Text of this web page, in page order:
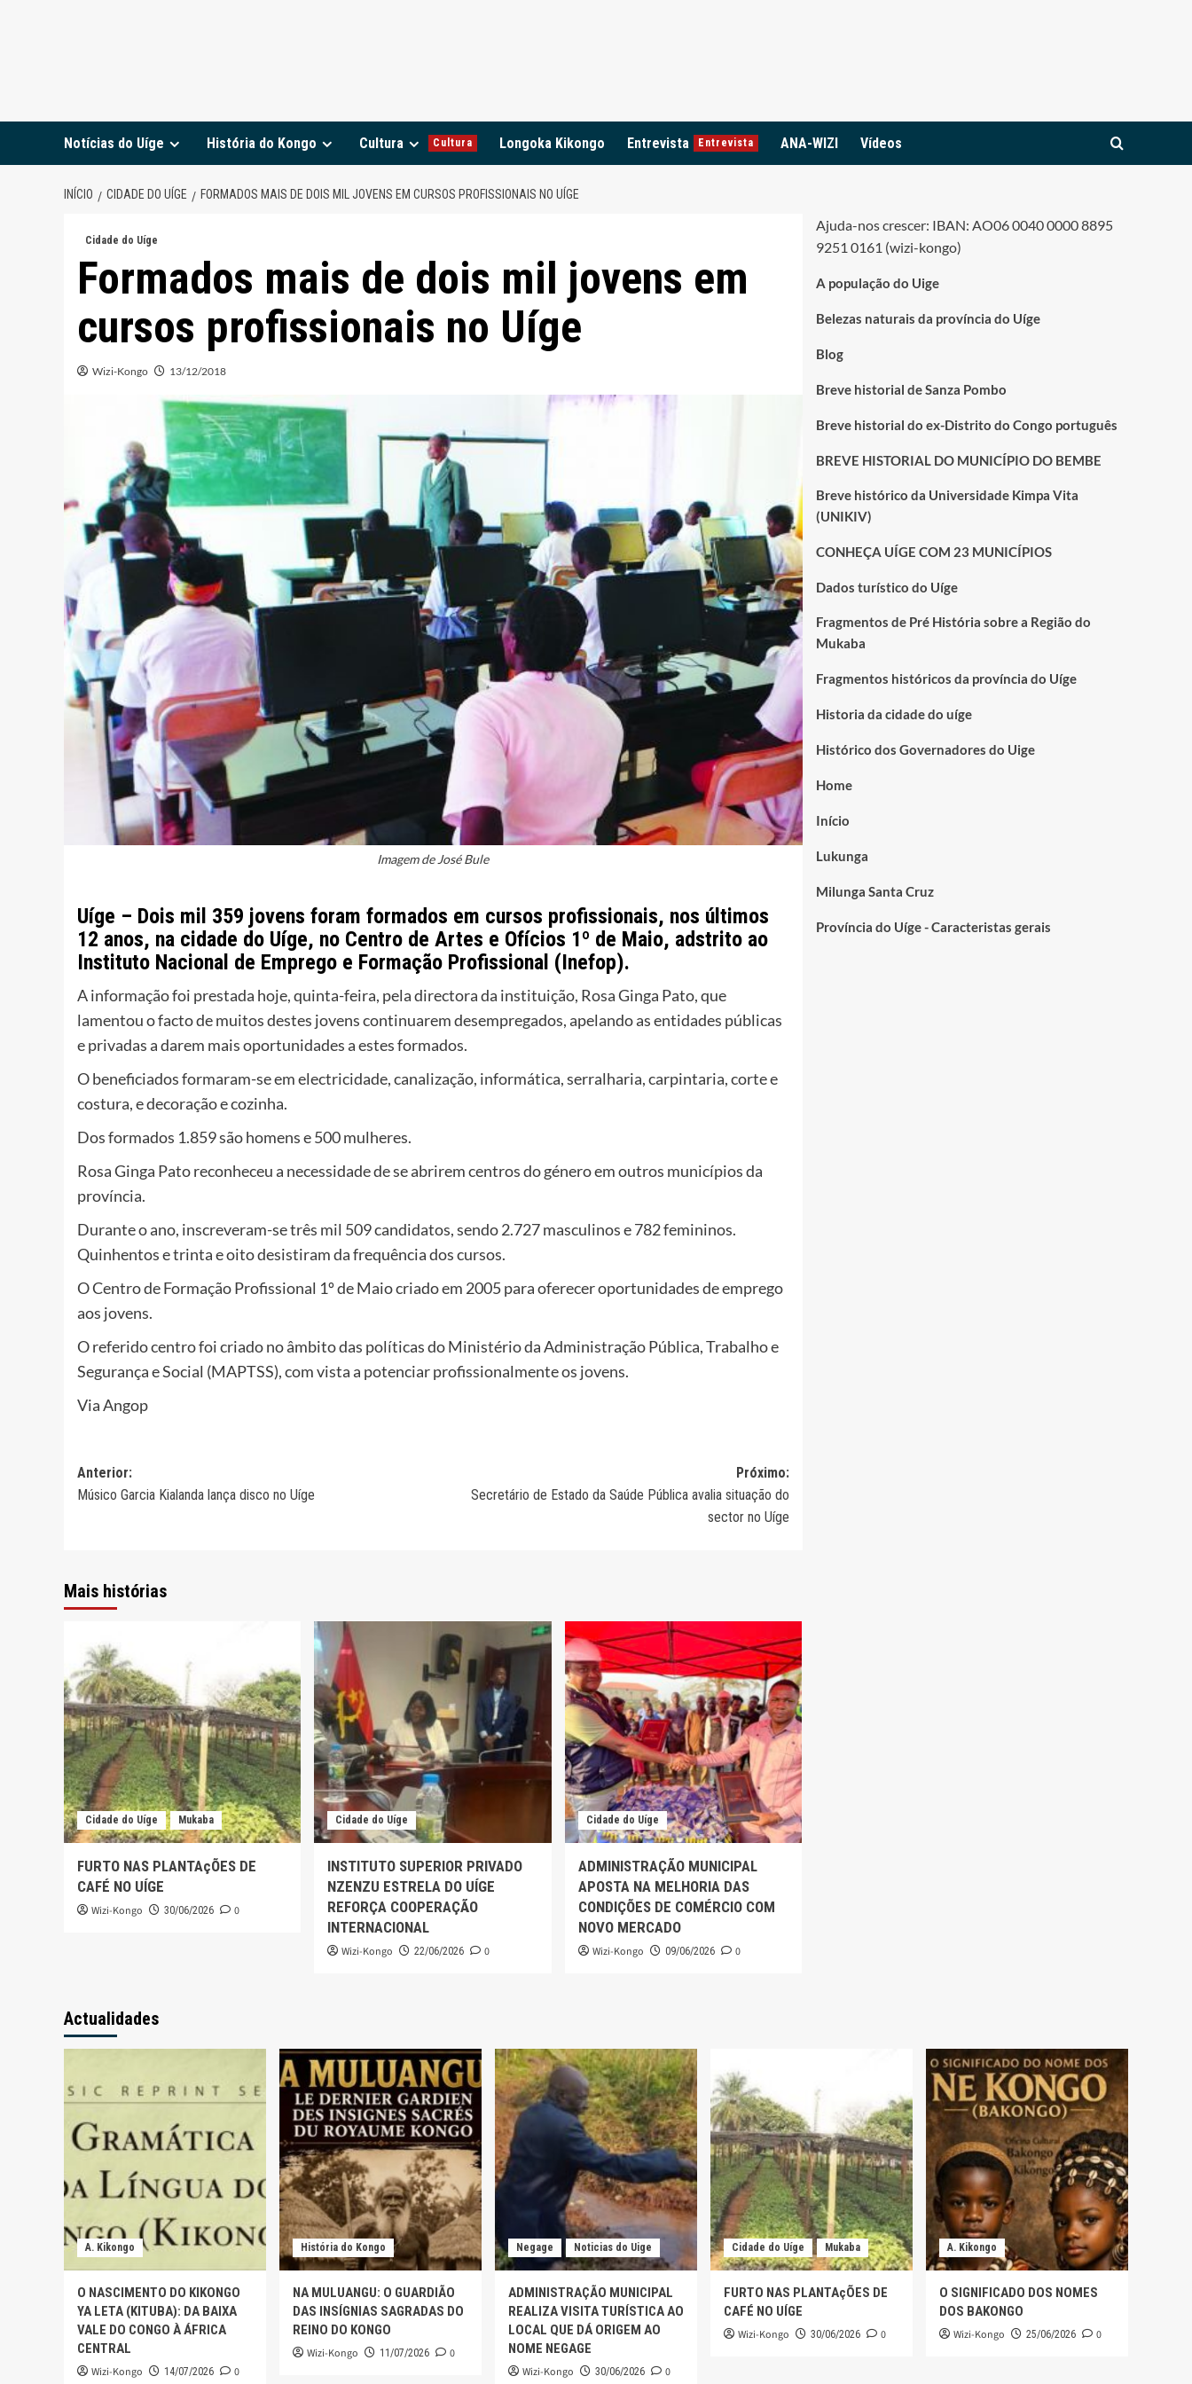
Notícias do Uíge História do Kongo Cultura Cultura Longoka Kikongo Entrevista Entrevista ANA-WIZI Vídeos
INÍCIO CIDADE DO UÍGE FORMADOS MAIS DE DOIS MIL JOVENS EM CURSOS PROFISSIONAIS NO UÍGE
Cidade do Uíge
Formados mais de dois mil jovens em
cursos profissionais no Uíge
Wizi-Kongo 13/12/2018
Imagem de José Bule
Uíge – Dois mil 359 jovens foram formados em cursos profissionais, nos últimos
12 anos, na cidade do Uíge, no Centro de Artes e Ofícios 1º de Maio, adstrito ao
Instituto Nacional de Emprego e Formação Profissional (Inefop).
A informação foi prestada hoje, quinta-feira, pela directora da instituição, Rosa Ginga Pato, que
lamentou o facto de muitos destes jovens continuarem desempregados, apelando as entidades públicas
e privadas a darem mais oportunidades a estes formados.
O beneficiados formaram-se em electricidade, canalização, informática, serralharia, carpintaria, corte e
costura, e decoração e cozinha.
Dos formados 1.859 são homens e 500 mulheres.
Rosa Ginga Pato reconheceu a necessidade de se abrirem centros do género em outros municípios da
província.
Durante o ano, inscreveram-se três mil 509 candidatos, sendo 2.727 masculinos e 782 femininos.
Quinhentos e trinta e oito desistiram da frequência dos cursos.
O Centro de Formação Profissional 1º de Maio criado em 2005 para oferecer oportunidades de emprego
aos jovens.
O referido centro foi criado no âmbito das políticas do Ministério da Administração Pública, Trabalho e
Segurança e Social (MAPTSS), com vista a potenciar profissionalmente os jovens.
Via Angop
Navegação
de
Anterior:
Músico Garcia Kialanda lança disco no Uíge
Próximo:
Secretário de Estado da Saúde Pública avalia situação do
sector no Uíge
Mais histórias
Cidade do Uíge Mukaba
FURTO NAS PLANTAçÕES DE
CAFÉ NO UÍGE
Wizi-Kongo 30/06/2026 0
Cidade do Uíge
INSTITUTO SUPERIOR PRIVADO
NZENZU ESTRELA DO UÍGE
REFORÇA COOPERAÇÃO
INTERNACIONAL
Wizi-Kongo 22/06/2026 0
Cidade do Uíge
ADMINISTRAÇÃO MUNICIPAL
APOSTA NA MELHORIA DAS
CONDIÇÕES DE COMÉRCIO COM
NOVO MERCADO
Wizi-Kongo 09/06/2026 0
Ajuda-nos crescer: IBAN: AO06 0040 0000 8895
9251 0161 (wizi-kongo)
A população do Uige
Belezas naturais da província do Uíge
Blog
Breve historial de Sanza Pombo
Breve historial do ex-Distrito do Congo português
BREVE HISTORIAL DO MUNICÍPIO DO BEMBE
Breve histórico da Universidade Kimpa Vita
(UNIKIV)
CONHEÇA UÍGE COM 23 MUNICÍPIOS
Dados turístico do Uíge
Fragmentos de Pré História sobre a Região do
Mukaba
Fragmentos históricos da província do Uíge
Historia da cidade do uíge
Histórico dos Governadores do Uige
Home
Início
Lukunga
Milunga Santa Cruz
Província do Uíge - Caracteristas gerais
Actualidades
A. Kikongo
O NASCIMENTO DO KIKONGO
YA LETA (KITUBA): DA BAIXA
VALE DO CONGO À ÁFRICA
CENTRAL
Wizi-Kongo 14/07/2026 0
História do Kongo
NA MULUANGU: O GUARDIÃO
DAS INSÍGNIAS SAGRADAS DO
REINO DO KONGO
Wizi-Kongo 11/07/2026 0
Negage Noticias do Uige
ADMINISTRAÇÃO MUNICIPAL
REALIZA VISITA TURÍSTICA AO
LOCAL QUE DÁ ORIGEM AO
NOME NEGAGE
Wizi-Kongo 30/06/2026 0
Cidade do Uíge Mukaba
FURTO NAS PLANTAçÕES DE
CAFÉ NO UÍGE
Wizi-Kongo 30/06/2026 0
A. Kikongo
O SIGNIFICADO DOS NOMES
DOS BAKONGO
Wizi-Kongo 25/06/2026 0